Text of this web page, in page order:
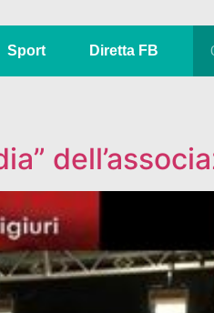
Sport Diretta FB